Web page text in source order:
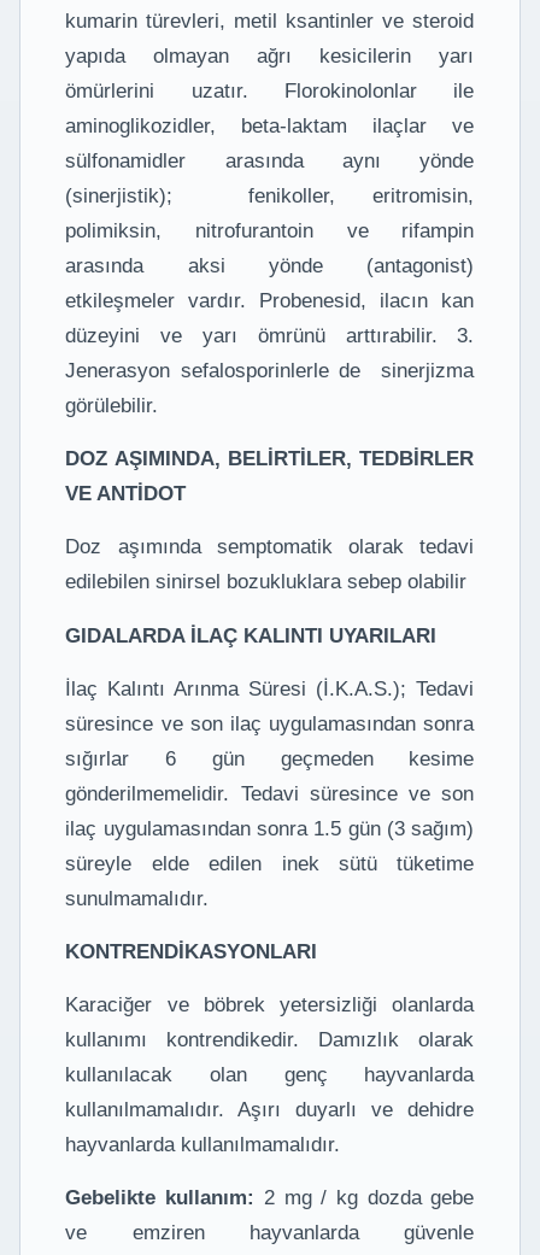
kumarin türevleri, metil ksantinler ve steroid
yapıda olmayan ağrı kesicilerin yarı
ömürlerini uzatır. Florokinolonlar ile
aminoglikozidler, beta-laktam ilaçlar ve
sülfonamidler arasında aynı yönde
(sinerjistik); fenikoller, eritromisin,
polimiksin, nitrofurantoin ve rifampin
arasında aksi yönde (antagonist)
etkileşmeler vardır. Probenesid, ilacın kan
düzeyini ve yarı ömrünü arttırabilir. 3.
Jenerasyon sefalosporinlerle de sinerjizma
görülebilir.
DOZ AŞIMINDA, BELİRTİLER, TEDBİRLER
VE ANTİDOT
Doz aşımında semptomatik olarak tedavi
edilebilen sinirsel bozukluklara sebep olabilir
GIDALARDA İLAÇ KALINTI UYARILARI
İlaç Kalıntı Arınma Süresi (İ.K.A.S.); Tedavi
süresince ve son ilaç uygulamasından sonra
sığırlar 6 gün geçmeden kesime
gönderilmemelidir. Tedavi süresince ve son
ilaç uygulamasından sonra 1.5 gün (3 sağım)
süreyle elde edilen inek sütü tüketime
sunulmamalıdır.
KONTRENDİKASYONLARI
Karaciğer ve böbrek yetersizliği olanlarda
kullanımı kontrendikedir. Damızlık olarak
kullanılacak olan genç hayvanlarda
kullanılmamalıdır. Aşırı duyarlı ve dehidre
hayvanlarda kullanılmamalıdır.
Gebelikte kullanım: 2 mg / kg dozda gebe
ve emziren hayvanlarda güvenle